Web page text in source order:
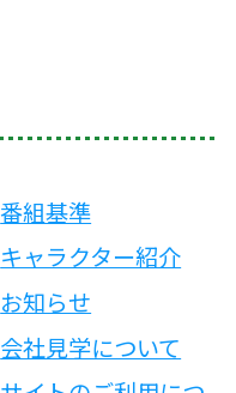
番組基準
キャラクター紹介
お知らせ
会社見学について